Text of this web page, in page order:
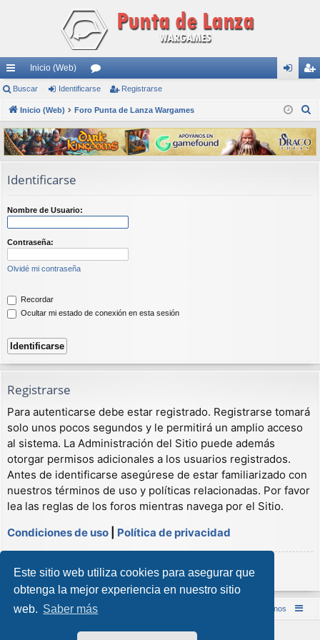
Este sitio web utiliza cookies para asegurar que
obtenga la mejor experiencia en nuestro sitio
web. Saber más
nl
ac
es
rá
pi
s
Inicio (Web)
or
os nti
fic
ar
ist
ra
rs
Buscar Identificarse Registrarse
Inicio (Web) Foro Punta de Lanza Wargames
s
c
Identificarse
Nombre de Usuario:
Contraseña:
Olvidé mi contraseña
Recordar
Ocultar mi estado de conexión en esta sesión
Registrarse
Para autenticarse debe estar registrado. Registrarse tomará
solo unos pocos segundos y le permitirá un amplio acceso
al sistema. La Administración del Sitio puede además
otorgar permisos adicionales a los usuarios registrados.
Antes de identificarse asegúrese de estar familiarizado con
nuestros términos de uso y políticas relacionadas. Por favor
lea las reglas de los foros mientras navega por el Sitio.
Condiciones de uso
Política de privacidad
Registrarse
Inicio (Web) Foro Punta de Lanza Wargames Contáctenos
Desarrollado porphpBB® Forum Software © phpBB Limited